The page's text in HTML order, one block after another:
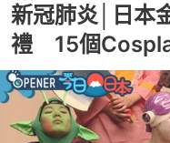
新冠肺炎│日本
禮 15個